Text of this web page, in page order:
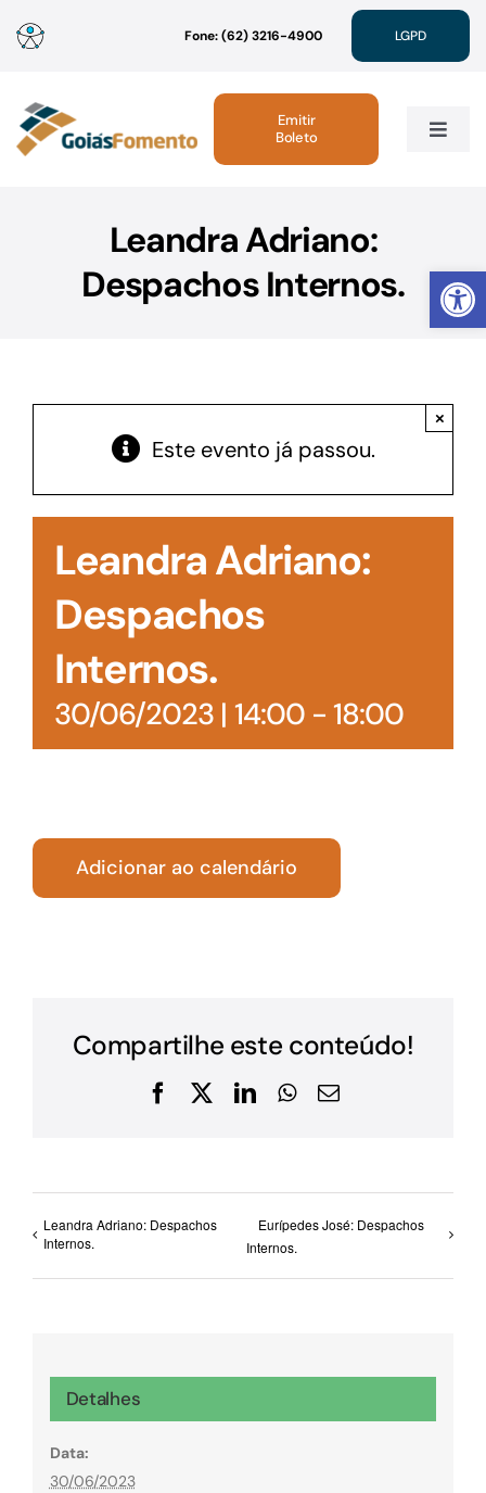
Abrir
para
conteúdo
Fone: (62) 3216-4900 LGPD
Toggle
Linhas de Crédito
Acesso à Informação
Emitir
Boleto
Leandra Adriano:
Despachos Internos.
Este evento já passou.
×
Leandra Adriano:
Despachos
Internos.
30/06/2023 | 14:00- 18:00
Adicionar ao calendário
Compartilhe este conteúdo!
Facebook
X LinkedInWhatsApp
E-
Leandra Adriano: Despachos
Internos.
Eurípedes José: Despachos
Internos.
Detalhes
Data:
30/06/2023